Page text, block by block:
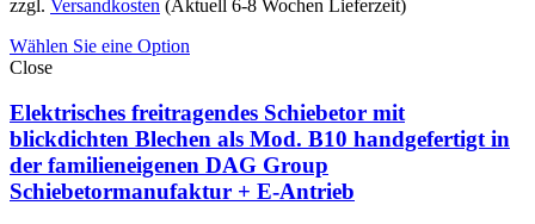
zzgl. Versandkosten (Aktuell 6-8 Wochen Lieferzeit)
Wählen Sie eine Option
Close
Elektrisches freitragendes Schiebetor mit
blickdichten Blechen als Mod. B10 handgefertigt in
der familieneigenen DAG Group
Schiebetormanufaktur + E-Antrieb